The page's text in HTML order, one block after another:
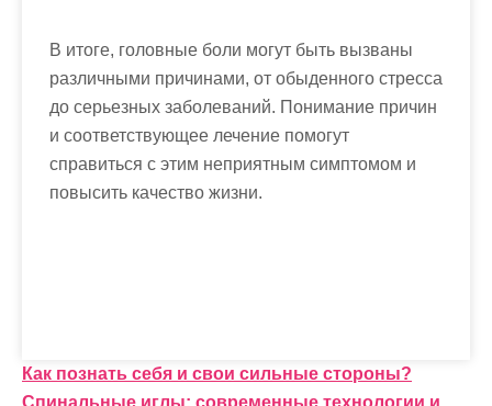
В итоге, головные боли могут быть вызваны
различными причинами, от обыденного стресса
до серьезных заболеваний. Понимание причин
и соответствующее лечение помогут
справиться с этим неприятным симптомом и
повысить качество жизни.
Н
Как познать себя и свои сильные стороны?